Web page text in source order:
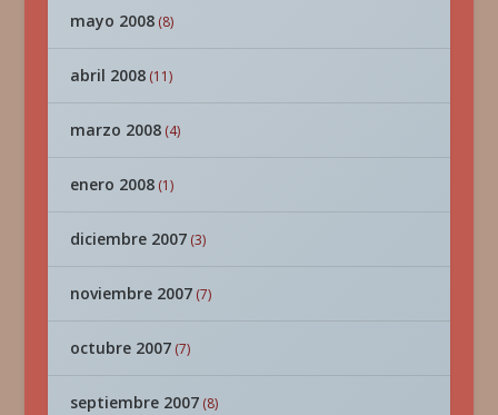
mayo 2008(8)
abril 2008(11)
marzo 2008(4)
enero 2008(1)
diciembre 2007(3)
noviembre 2007(7)
octubre 2007(7)
septiembre 2007(8)